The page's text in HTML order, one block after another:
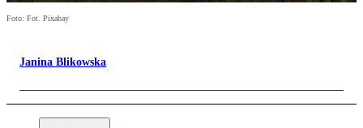
Foto: Fot. Pixabay
Janina Blikowska